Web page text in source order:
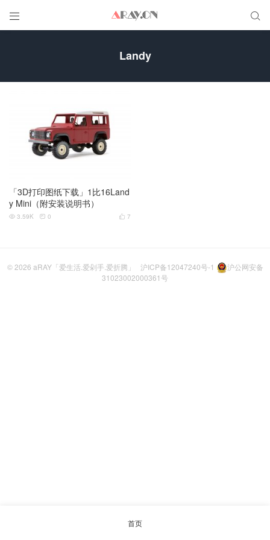
 
Landy
「3D打印图纸下载」1比16Land
y Mini（附安装说明书）
 7
 3.59K  0
© 2026 aRAY「爱生活.爱剁手.爱折腾」 沪ICP备12047240号-1
沪公网安备
31023002000361号
首页